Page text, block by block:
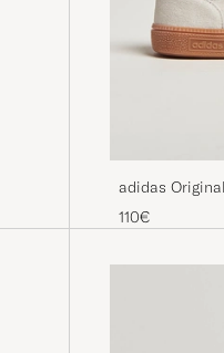
adidas
Beige/Black
110€